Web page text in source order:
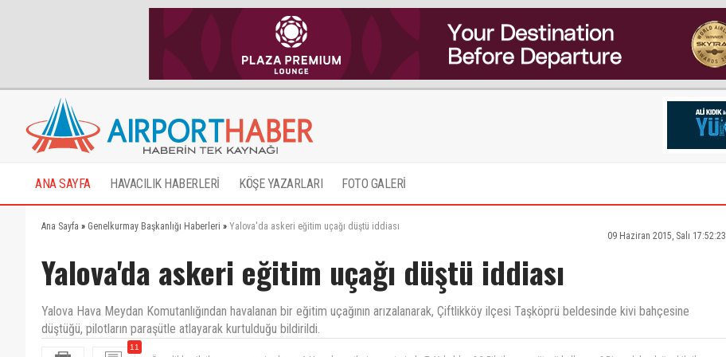
ANA SAYFA HAVACILIK HABERLERİ KÖŞE YAZARLARI FOTO GALERİ
Ana Sayfa » Genelkurmay Başkanlığı Haberleri » Yalova'da askeri eğitim uçağı düştü iddiası
09 Haziran 2015, Salı 17:52:23
Yalova'da askeri eğitim uçağı düştü iddiası
Yalova Hava Meydan Komutanlığından havalanan bir eğitim uçağının arızalanarak, Çiftlikköy ilçesi Taşköprü beldesinde kivi bahçesine
düştüğü, pilotların paraşütle atlayarak kurtulduğu bildirildi.
11